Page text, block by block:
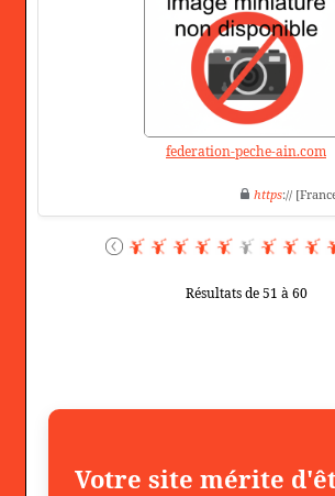
federation-peche-ain.com
https://
Résultats de 51 à 60
Votre site mérite